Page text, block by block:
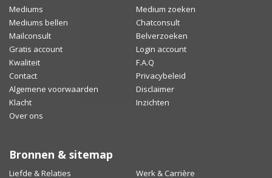
Mediums
Medium zoeken
Mediums bellen
Chatconsult
Mailconsult
Belverzoeken
Gratis account
Login account
Kwaliteit
F.A.Q
Contact
Privacybeleid
Algemene voorwaarden
Disclaimer
Klacht
Inzichten
Over ons
Bronnen & sitemap
Liefde & Relaties Werk & Carrière